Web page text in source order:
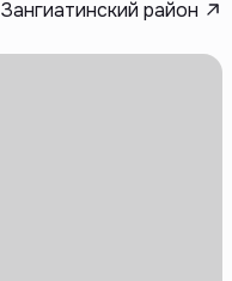
Зангиатинский район